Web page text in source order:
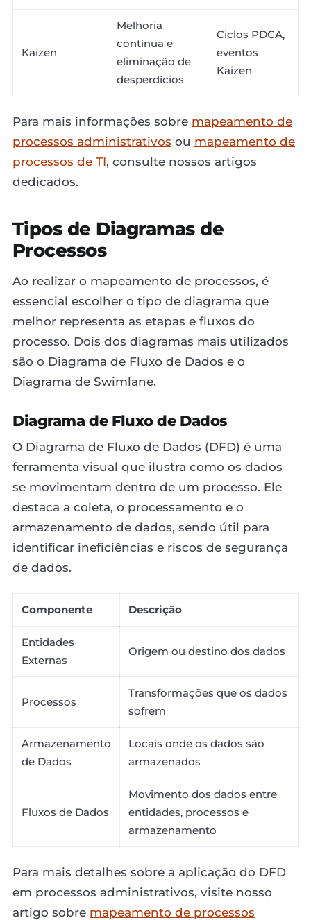
Kaizen
Melhoria
contínua e
eliminação de
desperdícios
Ciclos PDCA,
eventos
Kaizen
Para mais informações sobre mapeamento de
processos administrativos ou mapeamento de
processos de TI, consulte nossos artigos
dedicados.
Tipos de Diagramas de
Processos
Ao realizar o mapeamento de processos, é
essencial escolher o tipo de diagrama que
melhor representa as etapas e fluxos do
processo. Dois dos diagramas mais utilizados
são o Diagrama de Fluxo de Dados e o
Diagrama de Swimlane.
Diagrama de Fluxo de Dados
O Diagrama de Fluxo de Dados (DFD) é uma
ferramenta visual que ilustra como os dados
se movimentam dentro de um processo. Ele
destaca a coleta, o processamento e o
armazenamento de dados, sendo útil para
identificar ineficiências e riscos de segurança
de dados.
Componente Descrição
Entidades
Externas
Origem ou destino dos dados
Processos
Transformações que os dados
sofrem
Armazenamento
de Dados
Locais onde os dados são
armazenados
Fluxos de Dados
Movimento dos dados entre
entidades, processos e
armazenamento
Para mais detalhes sobre a aplicação do DFD
em processos administrativos, visite nosso
artigo sobre mapeamento de processos